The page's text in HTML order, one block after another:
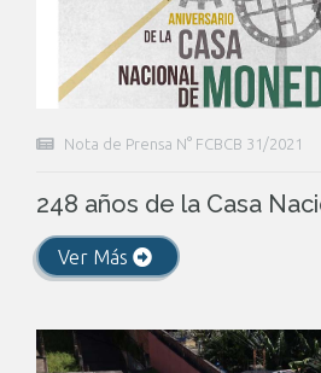
Nota de Prensa N° FCBCB 31/2021
248 años de la Casa
Ver Más